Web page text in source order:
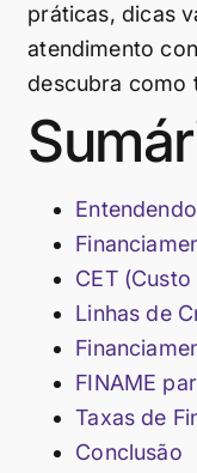
práticas, dicas
atendimento
descubra como
CET
Linhas de
FINAME
Taxas de
Conclusão